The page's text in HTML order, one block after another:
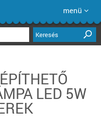
menü
Keresés
LED 5W